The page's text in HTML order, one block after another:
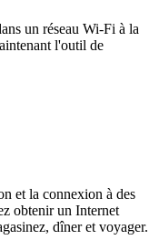
un réseau Wi-Fi à la
l'outil de
et la connexion à des
obtenir un Internet
dîner et voyager.